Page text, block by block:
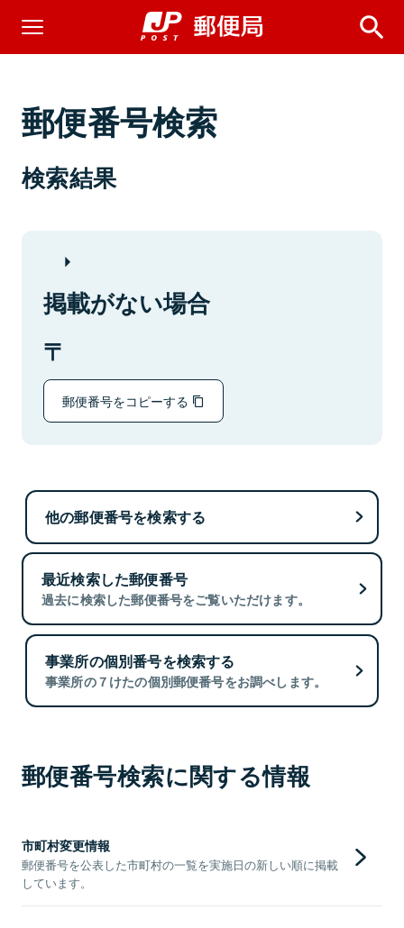
郵便番号検索
検索結果
掲載がない場合
郵便番号をコピーする
他の郵便番号を検索する
最近検索した郵便番号
過去に検索した郵便番号をご覧いただけます。
事業所の個別番号を検索する
事業所の７けたの個別郵便番号をお調べします。
郵便番号検索に関する情報
市町村変更情報
郵便番号を公表した市町村の一覧を実施日の新しい順に掲載
しています。